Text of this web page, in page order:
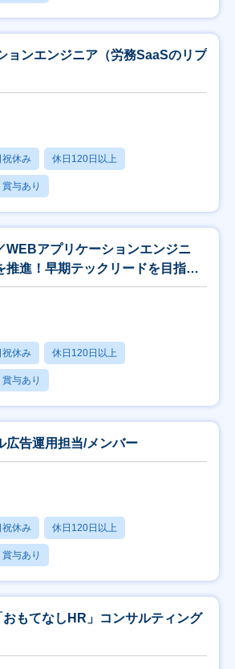
ョンエンジニア（労務SaaSのリプ
祝休み 休日120日以上
賞与あり
WEBアプリケーションエンジニ
推進！早期テックリードを目指せ
祝休み 休日120日以上
賞与あり
広告運用担当/メンバー
祝休み 休日120日以上
賞与あり
もてなしHR」コンサルティング